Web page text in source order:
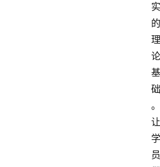
实
的
理
论
基
础
。
让
学
员